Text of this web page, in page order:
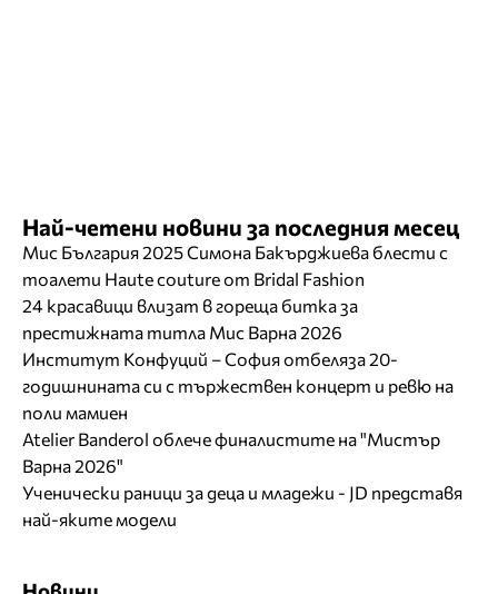
Най-четени новини за последния месец
Мис България 2025 Симона Бакърджиева блести с
тоалети Haute couture от Bridal Fashion
24 красавици влизат в гореща битка за
престижната титла Мис Варна 2026
Институт Конфуций – София отбеляза 20-
годишнината си с тържествен концерт и ревю на
поли мамиен
Atelier Banderol облече финалистите на "Мистър
Варна 2026"
Ученически раници за деца и младежи - JD представя
най-яките модели